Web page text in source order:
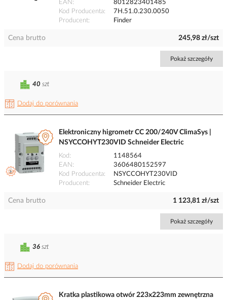
EAN
8012823401485
Kod Producenta
7H.51.0.230.0050
Producent
Finder
Cena brutto 245,98 zł/szt
Pokaż szczegóły
Dodaj do porównania
40 szt
Elektroniczny higrometr CC 200/240V ClimaSys |
NSYCCOHYT230VID Schneider Electric
Kod
1148564
EAN
3606480152597
Kod Producenta
NSYCCOHYT230VID
Producent
Schneider Electric
Cena brutto 1 123,81 zł/szt
Pokaż szczegóły
Dodaj do porównania
36 szt
Kratka plastikowa otwór 223x223mm zewnętrzna